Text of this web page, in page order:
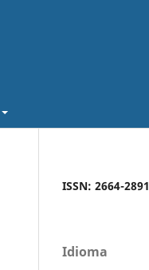
ISSN: 2664-2891
Idioma